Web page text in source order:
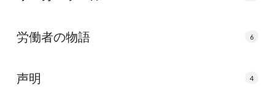
労働者の物語 6
声明 4